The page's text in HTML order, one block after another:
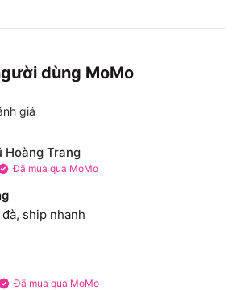
dùng MoMo
giá
Hoàng Trang
Đã mua qua MoMo
ship nhanh
Đã mua qua MoMo